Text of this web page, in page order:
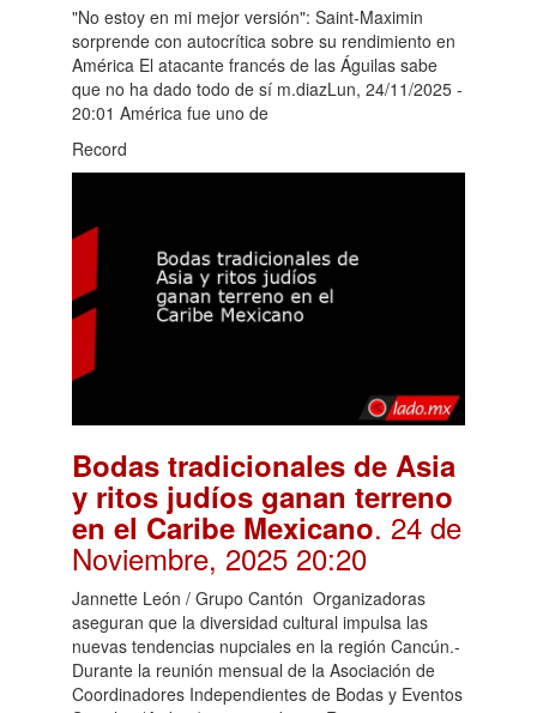
"No estoy en mi mejor versión": Saint-Maximin
sorprende con autocrítica sobre su rendimiento en
América El atacante francés de las Águilas sabe
que no ha dado todo de sí m.diazLun, 24/11/2025 -
20:01 América fue uno de
Record
Bodas tradicionales de Asia
y ritos judíos ganan terreno
en el Caribe Mexicano. 24 de
Noviembre, 2025 20:20
Jannette León / Grupo Cantón Organizadoras
aseguran que la diversidad cultural impulsa las
nuevas tendencias nupciales en la región Cancún.-
Durante la reunión mensual de la Asociación de
Coordinadores Independientes de Bodas y Eventos